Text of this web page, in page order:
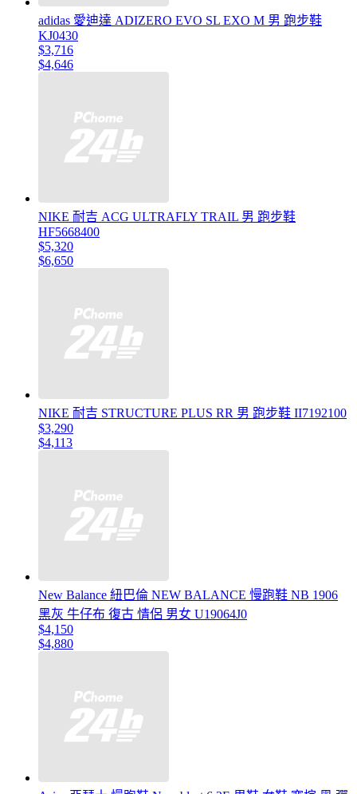
adidas 愛迪達 ADIZERO EVO SL EXO M 男 跑步鞋
KJ0430
$3,716
$4,646
NIKE 耐吉 ACG ULTRAFLY TRAIL 男 跑步鞋
HF5668400
$5,320
$6,650
NIKE 耐吉 STRUCTURE PLUS RR 男 跑步鞋 II7192100
$3,290
$4,113
New Balance 紐巴倫 NEW BALANCE 慢跑鞋 NB 1906
黑灰 牛仔布 復古 情侶 男女 U19064J0
$4,150
$4,880